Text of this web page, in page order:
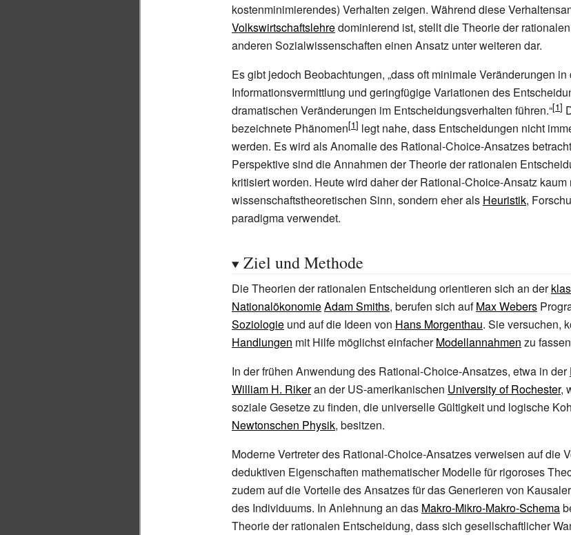
kostenminimierendes) Verhalten zeigen. Während diese
Volkswirtschaftslehredominierend ist, stellt die Theorie der
anderen Sozialwissenschaften einen Ansatz unter weiteren dar.
Es gibt jedoch Beobachtungen, „dass oft minimale Veränderungen in
Informationsvermittlung und geringfügige Variationen des
dramatischen Veränderungen im Entscheidungsverhalten führen.“
bezeichnete Phänomen
legt nahe, dass Entscheidungen nicht
werden. Es wird als Anomalie des Rational-Choice-Ansatzes
Perspektive sind die Annahmen der Theorie der rationalen
kritisiert worden. Heute wird daher der Rational-Choice-Ansatz kaum
wissenschaftstheoretischen Sinn, sondern eher als Heuristik,
paradigma verwendet.
Ziel und Methode
Die Theorien der rationalen Entscheidung orientieren sich an der
NationalökonomieAdam Smiths, berufen sich aufMax Webers
Soziologie und auf die Ideen von Hans Morgenthau. Sie versuchen,
Handlungen mit Hilfe möglichst einfacherModellannahmen zu
In der frühen Anwendung des Rational-Choice-Ansatzes, etwa in der
William H. Rikeran der US-amerikanischen University of Rochester,
soziale Gesetze zu finden, die universelle Gültigkeit und logische
Newtonschen Physik, besitzen.
Moderne Vertreter des Rational-Choice-Ansatzes verweisen auf die
deduktiven Eigenschaften mathematischer Modelle für rigoroses
zudem auf die Vorteile des Ansatzes für das Generieren von
des Individuums. In Anlehnung an das Makro-Mikro-Makro-Schema
Theorie der rationalen Entscheidung, dass sich gesellschaftlicher